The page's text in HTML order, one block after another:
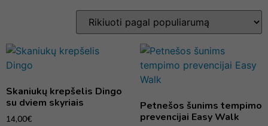
Skaniukų krepšelis Dingo
su dviem skyriais
14,00€
Petnešos šunims tempimo
prevencijai Easy Walk